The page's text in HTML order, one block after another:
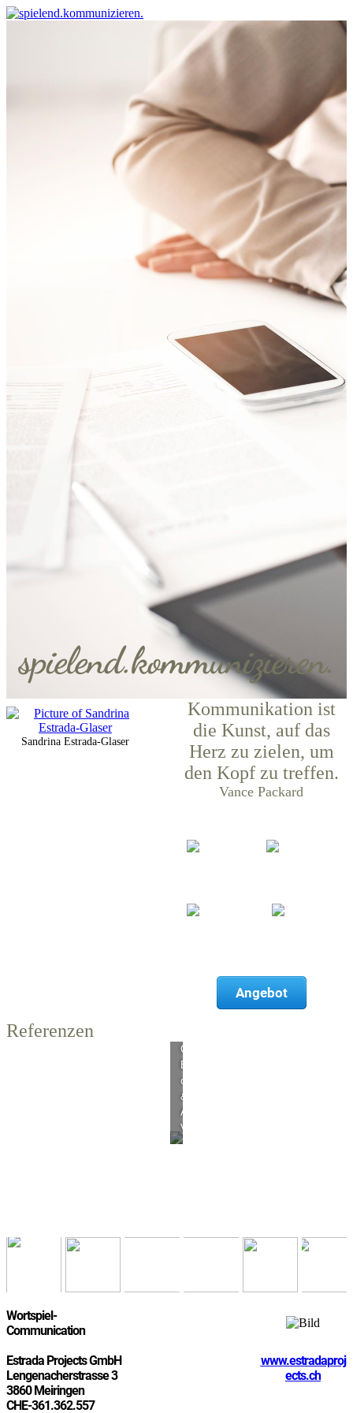
​spielend.kommunizieren.
Sandrina Estrada-Glaser
​Kommunikation ist
die Kunst, auf das
Herz zu zielen, um
den Kopf zu treffen.
Vance Packard
& Ad-
Interim
Lösungen
Marketing
Angebot
Referenzen
Content-
Erstellung
offline
&
Administration
Verwaltungsräte
Wortspiel-
Communication
Estrada Projects GmbH
Lengenacherstrasse 3
​3860 Meiringen
CHE-361.362.557
www.estradaproj
ects.ch